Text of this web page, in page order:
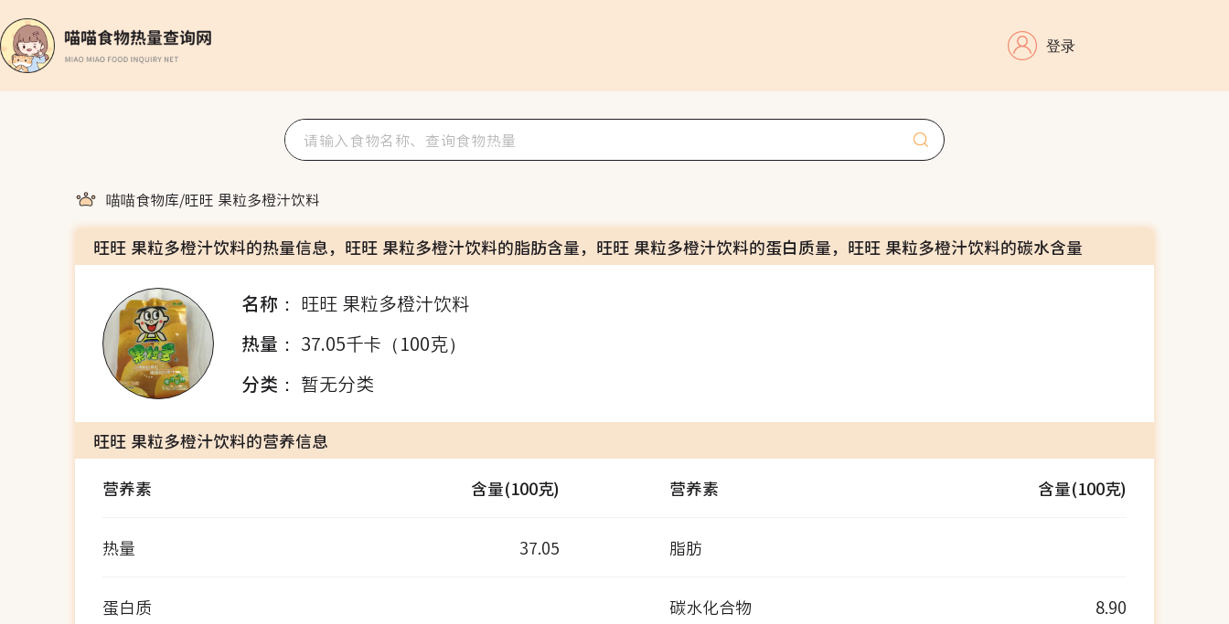
登录
喵喵食物库/旺旺 果粒多橙汁饮料
旺旺 果粒多橙汁饮料的热量信息，旺旺 果粒多橙汁饮料的脂肪含量，旺旺 果粒多橙汁饮料的蛋白质量，旺旺 果粒多橙汁饮料的碳水含量
名称： 旺旺 果粒多橙汁饮料
热量： 37.05千卡（100克）
分类： 暂无分类
旺旺 果粒多橙汁饮料的营养信息
营养素
含量(100克) 营养素 含量(100克)
热量 37.05 脂肪
蛋白质 碳水化合物
8.90